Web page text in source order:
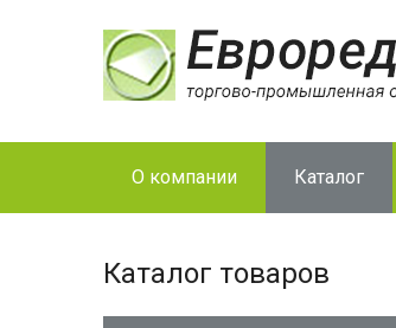
О компании Каталог
Каталог товаров